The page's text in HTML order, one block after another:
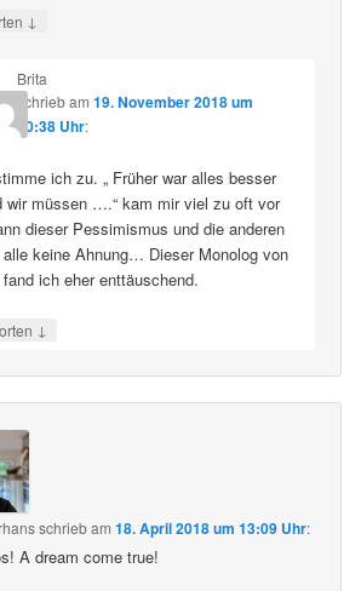
↓
Brita
schriebam 19. November 2018 um
20:38 Uhr:
ich zu. „ Früher war alles besser
müssen ….“ kam mir viel zu oft vor
dieser Pessimismus und die anderen
alle keine Ahnung… Dieser Monolog von
ich eher enttäuschend.
↓
schriebam18. April 2018 um 13:09 Uhr:
A dream come true!